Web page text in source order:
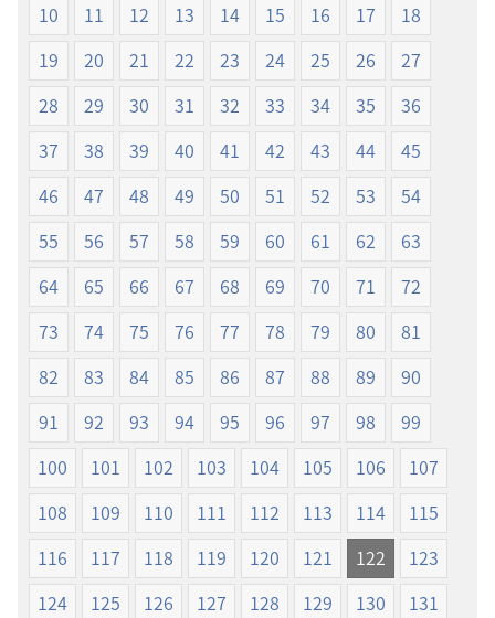
新
界
書
（2019
年
改
版）
新
界
書
（2019
年
改
版）
10
11 12 13 14 15 16 17
18
19
20 21 22 23 24 25 26
27
28
29 30 31 32 33 34 35
36
37
38 39 40 41 42 43 44
45
46
47 48 49 50 51 52 53
54
55
56 57 58 59 60 61 62
63
64
65 66 67 68 69 70 71
72
73
74 75 76 77 78 79 80
81
82
83 84 85 86 87 88 89
90
91
92 93 94 95 96 97 98
99
100
101 102 103 104 105 106
107
108
109 110 111 112 113 114
115
116
117 118 119 120 121 122
123
124
125 126 127 128 129 130
131